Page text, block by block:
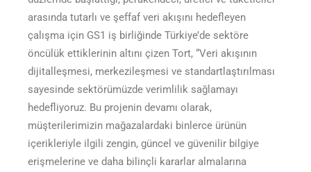
arasında tutarlı ve şeffaf veri akışını hedefleyen
çalışma için GS1 iş birliğinde Türkiye’de sektöre
öncülük ettiklerinin altını çizen Tort, “Veri akışının
dijitalleşmesi, merkezileşmesi ve standartlaştırılması
sayesinde sektörümüzde verimlilik sağlamayı
hedefliyoruz. Bu projenin devamı olarak,
müşterilerimizin mağazalardaki binlerce ürünün
içerikleriyle ilgili zengin, güncel ve güvenilir bilgiye
erişmelerine ve daha bilinçli kararlar almalarına